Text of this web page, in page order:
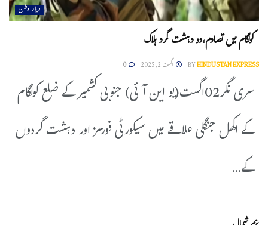
دیار وطن
کولگام میں تصادم،دو دہشت گرد ہلاک
BYHINDUSTAN EXPRESS اگست 2, 2025 0
سری نگر02اگست(یو این آئی) جنوبی کشمیر کے ضلع کولگام
کے اکھل جنگلی علاقے میں سیکورٹی فورسز اور دہشت گردوں
کے...